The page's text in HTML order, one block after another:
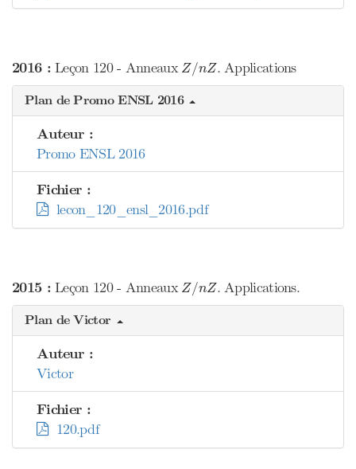
2016 :Leçon 120 - Anneaux Z/nZ
Z/nZ. Applications
Plan de Promo ENSL 2016
Auteur :
Promo ENSL 2016
Fichier :
lecon_120_ensl_2016.pdf
2015 :Leçon 120 - Anneaux Z/nZ
Z/nZ. Applications.
Plan de Victor
Auteur :
Victor
Fichier :
120.pdf